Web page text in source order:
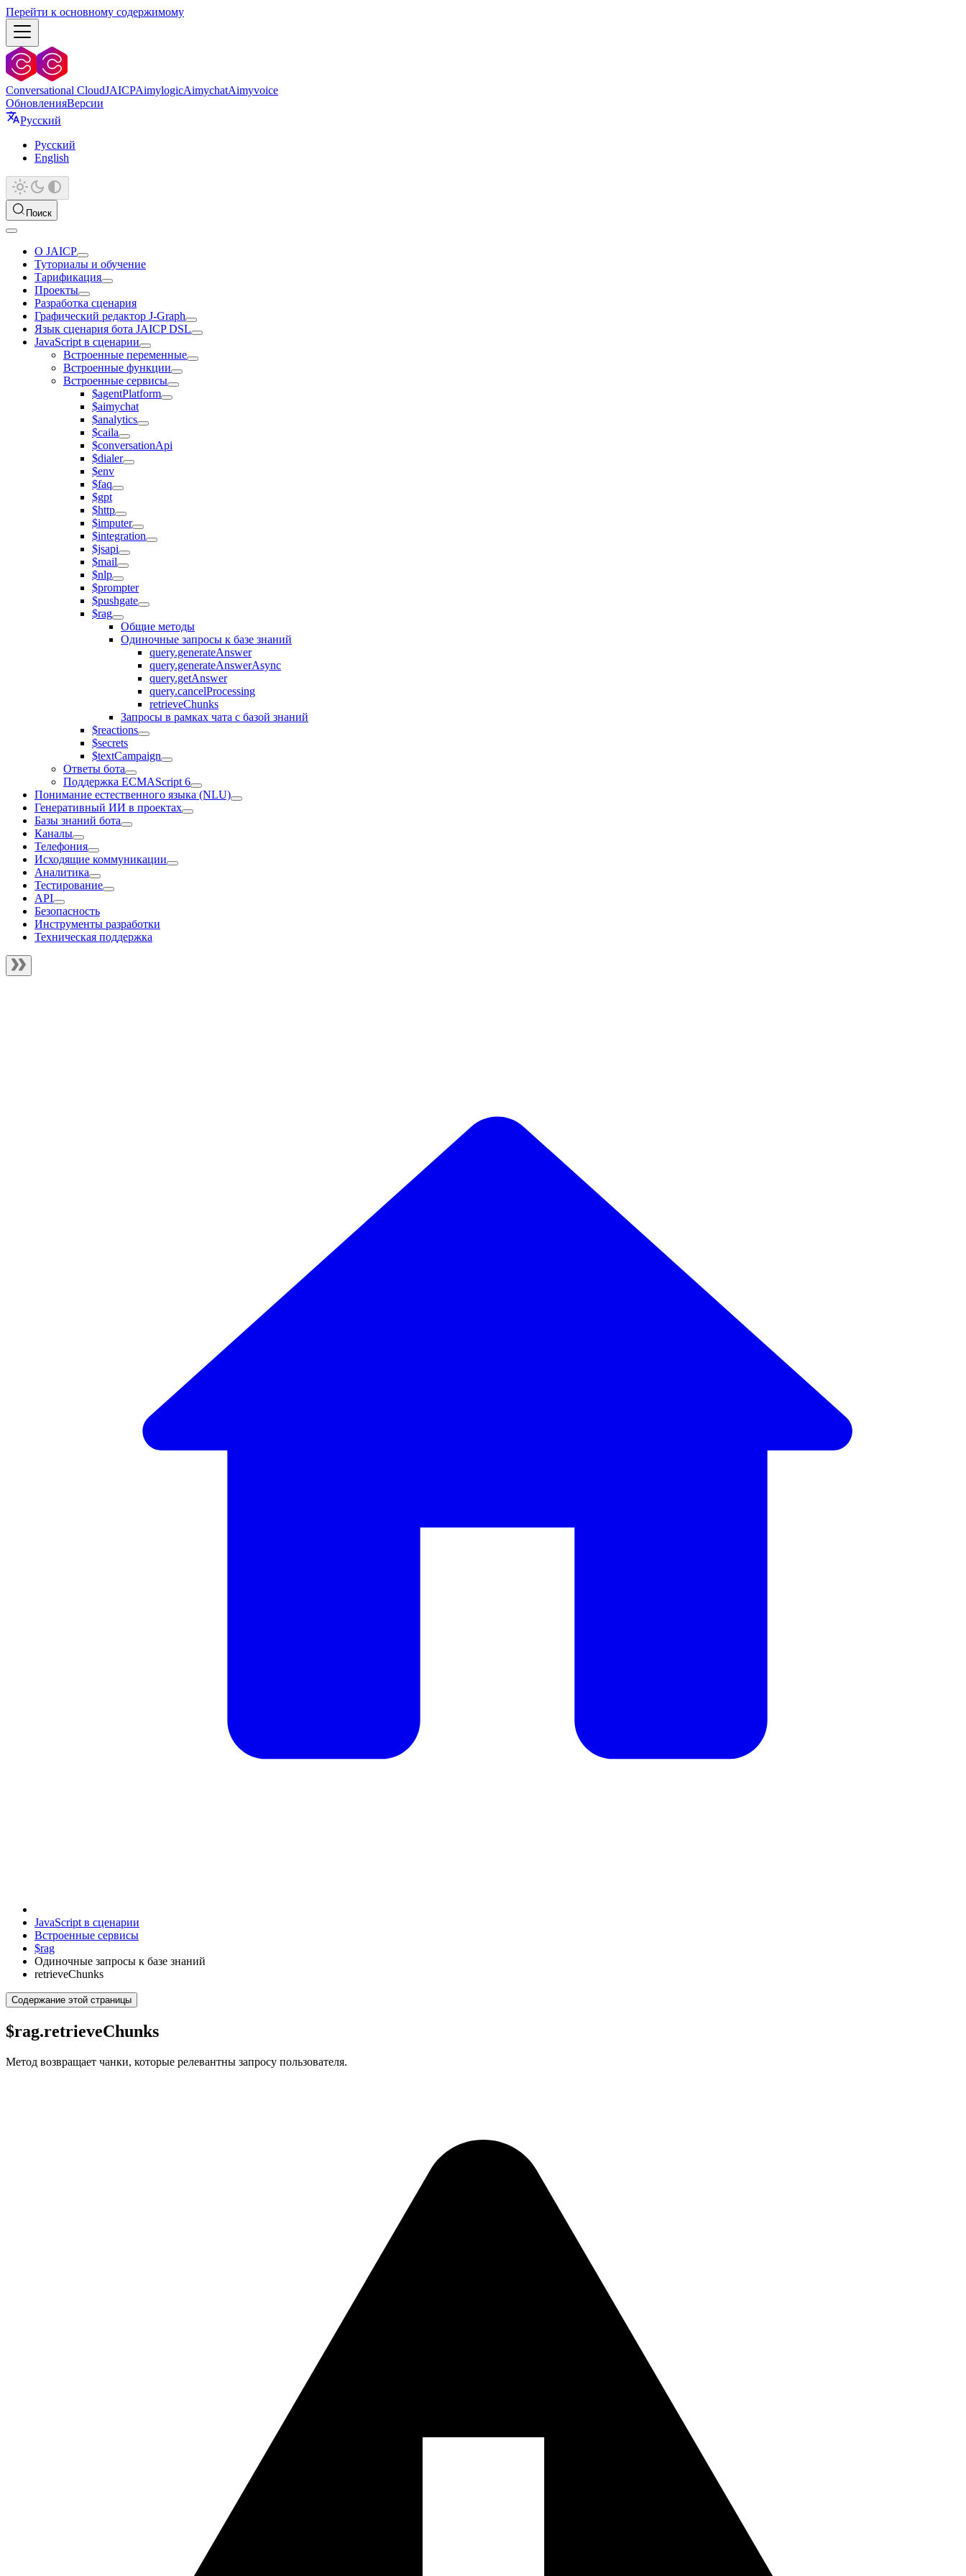
Перейти к основному содержимому
Conversational CloudJAICPAimylogicAimychatAimyvoice
ОбновленияВерсии
Русский
Русский
English
Поиск
О JAICP
Туториалы и обучение
Тарификация
Проекты
Разработка сценария
Графический редактор J‑Graph
Язык сценария бота JAICP DSL
JavaScript в сценарии
Встроенные переменные
Встроенные функции
Встроенные сервисы
$agentPlatform
$aimychat
$analytics
$caila
$conversationApi
$dialer
$env
$faq
$gpt
$http
$imputer
$integration
$jsapi
$mail
$nlp
$prompter
$pushgate
$rag
Общие методы
Одиночные запросы к базе знаний
query.generateAnswer
query.generateAnswerAsync
query.getAnswer
query.cancelProcessing
retrieveChunks
Запросы в рамках чата с базой знаний
$reactions
$secrets
$textCampaign
Ответы бота
Поддержка ECMAScript 6
Понимание естественного языка (NLU)
Генеративный ИИ в проектах
Базы знаний бота
Каналы
Телефония
Исходящие коммуникации
Аналитика
Тестирование
API
Безопасность
Инструменты разработки
Техническая поддержка
JavaScript в сценарии
Встроенные сервисы
$rag
Одиночные запросы к базе знаний
retrieveChunks
Содержание этой страницы
$rag.retrieveChunks
Метод возвращает чанки, которые релевантны запросу пользователя.